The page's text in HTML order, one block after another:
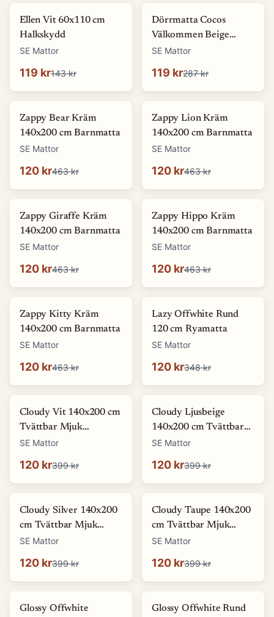
-17
Ellen Vit 60x110 cm
Halkskydd
SE Mattor
119 kr143 kr
-58
Dörrmatta Cocos
Välkommen Beige
45x75 cm
SE Mattor
119 kr287 kr
-74
Zappy Bear Kräm
140x200 cm Barnmatta
SE Mattor
120 kr463 kr
-74
Zappy Lion Kräm
140x200 cm Barnmatta
SE Mattor
120 kr463 kr
-74
Zappy Giraffe Kräm
140x200 cm Barnmatta
SE Mattor
120 kr463 kr
-74
Zappy Hippo Kräm
140x200 cm Barnmatta
SE Mattor
120 kr463 kr
-74
Zappy Kitty Kräm
140x200 cm Barnmatta
SE Mattor
120 kr463 kr
-
Lazy Offwhite Rund
120 cm Ryamatta
SE Mattor
120 kr348 kr
-70
Cloudy Vit 140x200 cm
Tvättbar Mjuk
Ryamatta
SE Mattor
120 kr399 kr
-70
Cloudy Ljusbeige
140x200 cm Tvättbar
Mjuk Ryamatta
SE Mattor
120 kr399 kr
-70
Cloudy Silver 140x200
cm Tvättbar Mjuk
Ryamatta
SE Mattor
120 kr399 kr
-70
Cloudy Taupe 140x200
cm Tvättbar Mjuk
Ryamatta
SE Mattor
120 kr399 kr
-77
Glossy Offwhite
-57
Glossy Offwhite Rund